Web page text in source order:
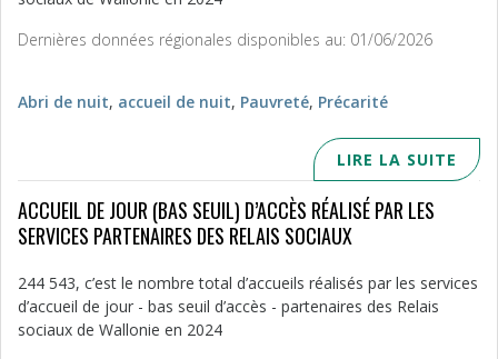
Dernières données régionales disponibles au: 01/06/2026
Abri de nuit, accueil de nuit, Pauvreté, Précarité
LIRE LA SUITE
ACCUEIL DE JOUR (BAS SEUIL) D’ACCÈS RÉALISÉ PAR LES
SERVICES PARTENAIRES DES RELAIS SOCIAUX
244 543, c’est le nombre total d’accueils réalisés par les services
d’accueil de jour - bas seuil d’accès - partenaires des Relais
sociaux de Wallonie en 2024